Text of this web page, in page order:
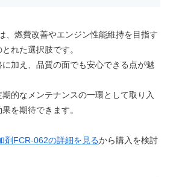
、燃費改善やエンジン性能維持を目指す
れた選択肢です。
加え、品質の面でも安心できる点が魅
的なメンテナンスの一環として取り入
を期待できます。
剤FCR-062の詳細を見るから購入を検討